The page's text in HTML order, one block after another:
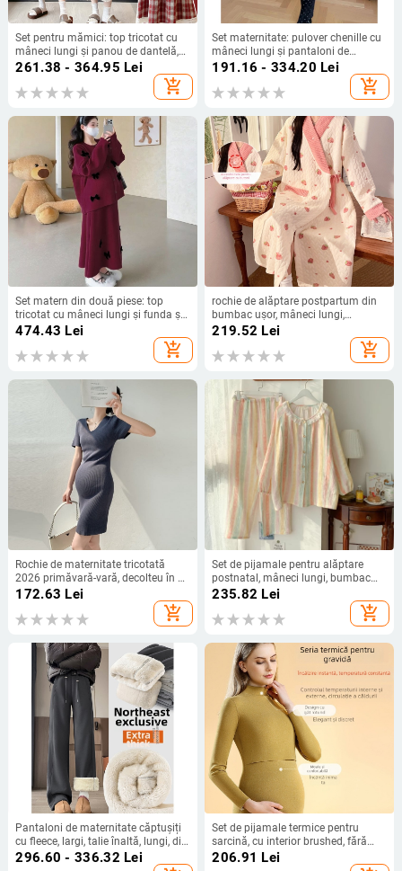
Set pentru mămici: top tricotat cu
mâneci lungi și panou de dantelă,
vestă în carouri și fustă lungă
261.38 - 364.95 Lei
add_shopping_cart
Set maternitate: pulover chenille cu
mâneci lungi și pantaloni de
maternitate cu talie înaltă, croială
191.16 - 334.20 Lei
add_shopping_cart
Set matern din două piese: top
tricotat cu mâneci lungi și funda și
fustă lungă, croială lejeră, din
474.43 Lei
add_shopping_cart
rochie de alăptare postpartum din
bumbac ușor, mâneci lungi,
deschidere pentru alăptare, fustă
219.52 Lei
add_shopping_cart
Rochie de maternitate tricotată
2026 primăvară-vară, decolteu în V,
mâneci trei sferturi, tricot din
bumbac, culoare solidă, fustă
scurtă cu detalii patchwork, croială
172.63 Lei
add_shopping_cart
Set de pijamale pentru alăptare
postnatal, mâneci lungi, bumbac
95%+, primăvara 2025,
îmbrăcăminte de casă pentru
recuperare, stil japonez/koreean
235.82 Lei
add_shopping_cart
Pantaloni de maternitate căptușiți
cu fleece, largi, talie înaltă, lungi, din
amestec bumbac-poliester
296.60 - 336.32 Lei
Set de pijamale termice pentru
sarcină, cu interior brushed, fără
cusături pentru alăptare, mâneci
lungi, poliester gros, toamnă–iarna
206.91 Lei